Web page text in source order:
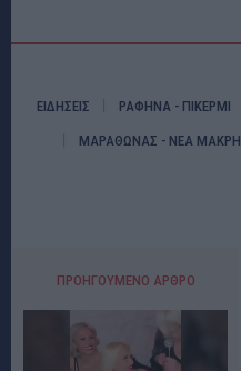
ΕΙΔΗΣΕΙΣ ΡΑΦΗΝΑ - ΠΙΚΕΡΜΙ
ΜΑΡΑΘΩΝΑΣ - ΝΕΑ ΜΑΚΡΗ
ΠΡΟΗΓΟΎΜΕΝΟ ΆΡΘΡΟ